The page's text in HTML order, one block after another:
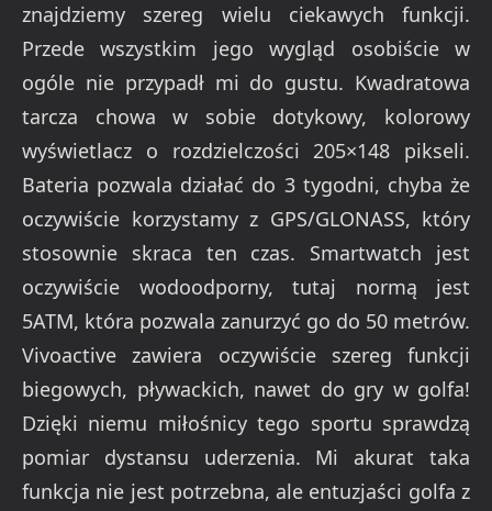
znajdziemy szereg wielu ciekawych funkcji.
Przede wszystkim jego wygląd osobiście w
ogóle nie przypadł mi do gustu. Kwadratowa
tarcza chowa w sobie dotykowy, kolorowy
wyświetlacz o rozdzielczości 205×148 pikseli.
Bateria pozwala działać do 3 tygodni, chyba że
oczywiście korzystamy z GPS/GLONASS, który
stosownie skraca ten czas. Smartwatch jest
oczywiście wodoodporny, tutaj normą jest
5ATM, która pozwala zanurzyć go do 50 metrów.
Vivoactive zawiera oczywiście szereg funkcji
biegowych, pływackich, nawet do gry w golfa!
Dzięki niemu miłośnicy tego sportu sprawdzą
pomiar dystansu uderzenia. Mi akurat taka
funkcja nie jest potrzebna, ale entuzjaści golfa z